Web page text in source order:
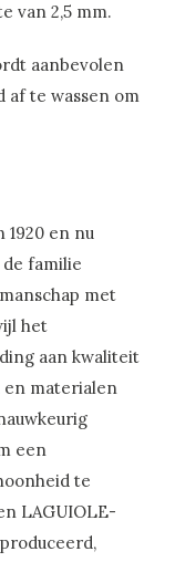
van 2,5 mm.
aanbevolen
af te wassen om
en nu
familie
met
het
aan kwaliteit
en materialen
een
te
LAGUIOLE-